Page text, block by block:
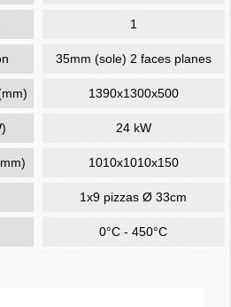
1
35mm (sole) 2 faces planes
1390x1300x500
24 kW
1010x1010x150
1x9 pizzas Ø 33cm
0°C - 450°C